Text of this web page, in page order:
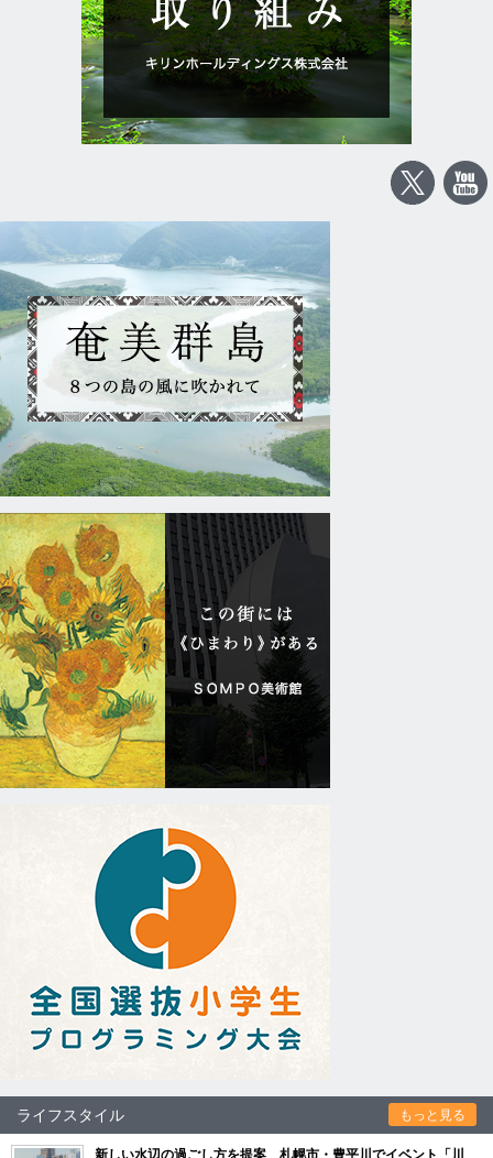
ライフスタイル もっと見る
新しい水辺の過ごし方を提案 札幌市・豊平川でイベント「川